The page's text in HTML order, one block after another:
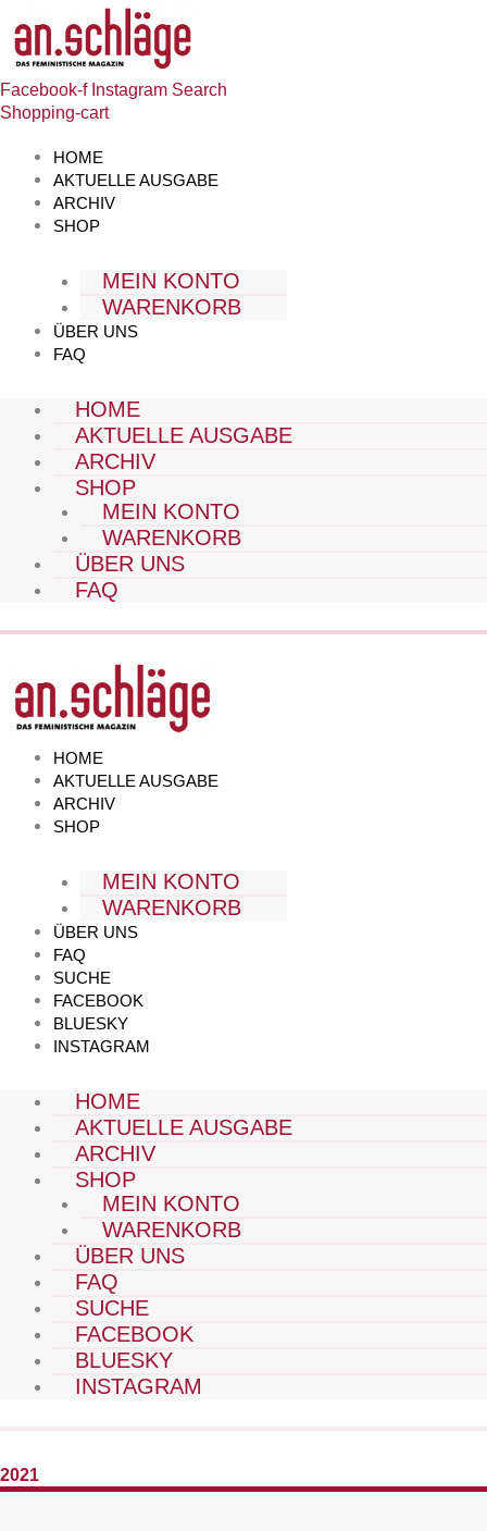
Inhalt
springen
Facebook-f Instagram Search
Shopping-cart
HOME
AKTUELLE AUSGABE
ARCHIV
SHOP
MEIN KONTO
WARENKORB
ÜBER UNS
FAQ
HOME
AKTUELLE AUSGABE
ARCHIV
SHOP
MEIN KONTO
WARENKORB
ÜBER UNS
FAQ
HOME
AKTUELLE AUSGABE
ARCHIV
SHOP
MEIN KONTO
WARENKORB
ÜBER UNS
FAQ
SUCHE
FACEBOOK
BLUESKY
INSTAGRAM
HOME
AKTUELLE AUSGABE
ARCHIV
SHOP
MEIN KONTO
WARENKORB
ÜBER UNS
FAQ
SUCHE
FACEBOOK
BLUESKY
INSTAGRAM
2021